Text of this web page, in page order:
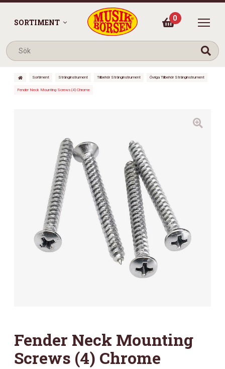
SORTIMENT 0
Sortiment Stränginstrument Tillbehör Stränginstrument Övriga Tillbehör Stränginstrument
Fender Neck Mounting Screws (4) Chrome
Fender Neck Mounting
Screws (4) Chrome